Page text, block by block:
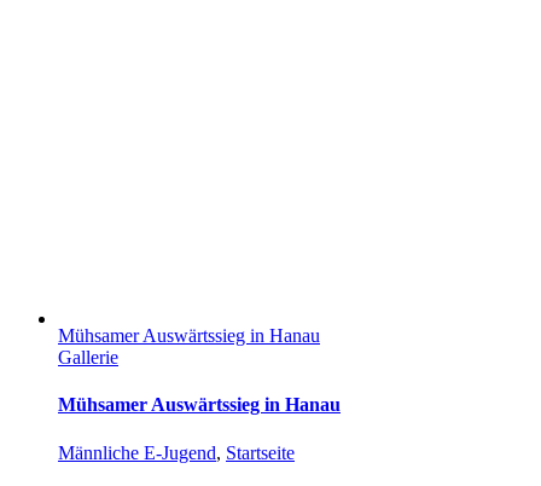
Mühsamer Auswärtssieg in Hanau
Gallerie
Mühsamer Auswärtssieg in Hanau
Männliche E-Jugend, Startseite